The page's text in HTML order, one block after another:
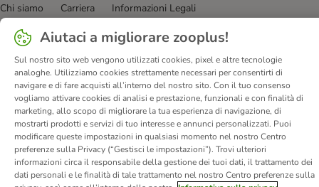
Chi siamo Carriera
Informazioni Legali
Vai all'Atto sui servizi digitali.
Condizioni Generali
Modulo tipo di recesso
Disposizioni ambientali & smaltimento
Contatto
Spese e tempi di consegna
Metodi di Pagamento
Privacy
I clienti dicono di noi
Dichiarazione di accessibilità
© zooplus SE
Aiutaci a migliorare zooplus!
Sul nostro sito web vengono utilizzati cookies, pixel e altre tecnologie
analoghe. Utilizziamo cookies strettamente necessari per consentirti di
navigare e di fare acquisti all’interno del nostro sito. Con il tuo consenso
vogliamo attivare cookies di analisi e prestazione, funzionali e con finalità di
marketing, allo scopo di migliorare la tua esperienza di navigazione, di
mostrarti prodotti e servizi di tuo interesse e annunci personalizzati. Puoi
modificare queste impostazioni in qualsiasi momento nel nostro Centro
preferenze sulla Privacy (“Gestisci le impostazioni”). Trovi ulteriori
informazioni circa il responsabile della gestione dei tuoi dati, il trattamento dei
dati personali e le finalità di tale trattamento nel nostro Centro preferenze sulla